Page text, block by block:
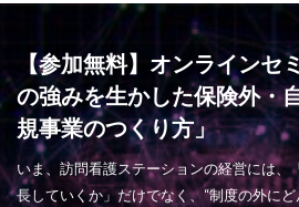
【参加無料】オンラインセ
の強みを生かした保険外・
規事業のつくり方」
いま、訪問看護ステーションの経営には、
長していくか」だけでなく、“制度の外に